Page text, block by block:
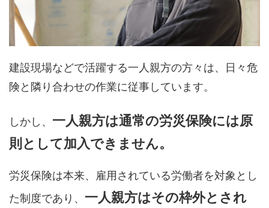
建設現場などで活躍する一人親方の方々は、日々危
険と隣り合わせの作業に従事しています。
しかし、 一人親方は通常の労災保険には原
則として加入できません。
労災保険は本来、雇用されている労働者を対象とし
た制度であり、 一人親方はその枠外とされ